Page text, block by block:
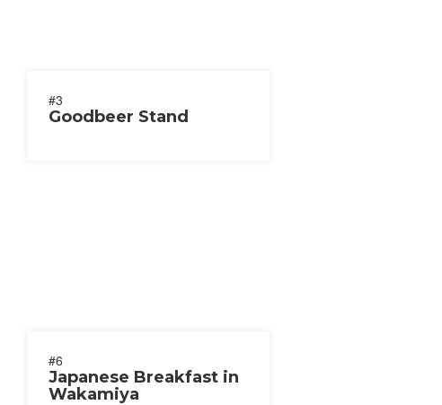
#3
Goodbeer Stand
#6
Japanese Breakfast in
Wakamiya